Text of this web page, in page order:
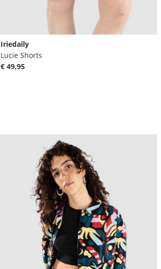
Iriedaily
Lucie Shorts
€ 49,95